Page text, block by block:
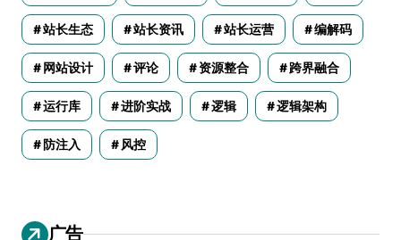
站长生态 站长资讯 站长运营 编解码
网站设计 评论 资源整合 跨界融合
运行库 进阶实战 逻辑 逻辑架构
防注入 风控
广告